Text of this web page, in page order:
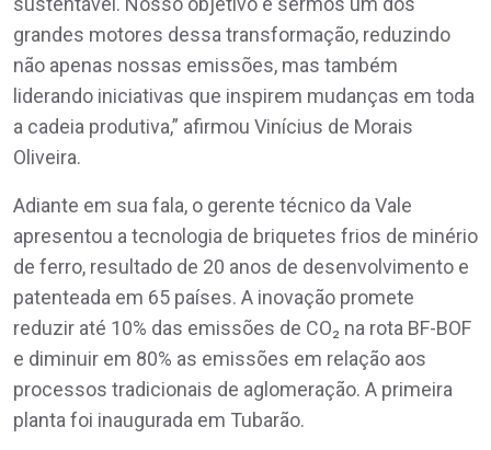
grandes motores dessa transformação, reduzindo
não apenas nossas emissões, mas também
liderando iniciativas que inspirem mudanças em toda
a cadeia produtiva,” afirmou Vinícius de Morais
Oliveira.
Adiante em sua fala, o gerente técnico da Vale
apresentou a tecnologia de briquetes frios de minério
de ferro, resultado de 20 anos de desenvolvimento e
patenteada em 65 países. A inovação promete
reduzir até 10% das emissões de CO₂ na rota BF-BOF
e diminuir em 80% as emissões em relação aos
processos tradicionais de aglomeração. A primeira
planta foi inaugurada em Tubarão.